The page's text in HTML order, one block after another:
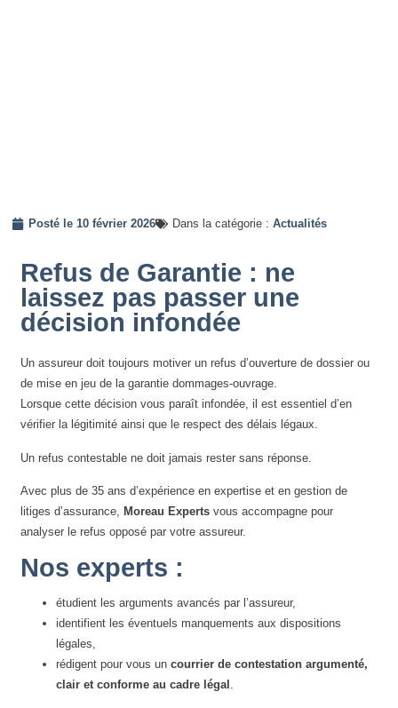
Posté le 10 février 2026 Dans la catégorie : Actualités
Refus de Garantie : ne
laissez pas passer une
décision infondée
Un assureur doit toujours motiver un refus d’ouverture de dossier ou
de mise en jeu de la garantie dommages-ouvrage.
Lorsque cette décision vous paraît infondée, il est essentiel d’en
vérifier la légitimité ainsi que le respect des délais légaux.
Un refus contestable ne doit jamais rester sans réponse.
Avec plus de 35 ans d’expérience en expertise et en gestion de
litiges d’assurance, Moreau Expertsvous accompagne pour
analyser le refus opposé par votre assureur.
Nos experts :
étudient les arguments avancés par l’assureur,
identifient les éventuels manquements aux dispositions
légales,
rédigent pour vous un courrier de contestation argumenté,
clair et conforme au cadre légal